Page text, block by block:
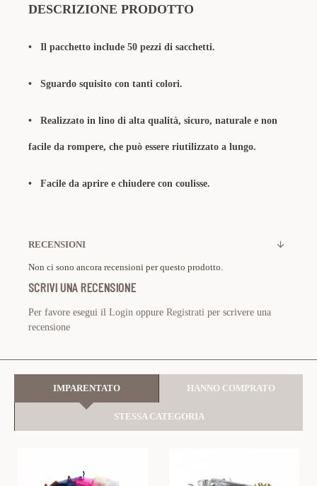
DESCRIZIONE PRODOTTO
• Il pacchetto include 50 pezzi di sacchetti.
• Sguardo squisito con tanti colori.
• Realizzato in lino di alta qualità, sicuro, naturale e non
facile da rompere, che può essere riutilizzato a lungo.
• Facile da aprire e chiudere con coulisse.
RECENSIONI
Non ci sono ancora recensioni per questo prodotto.
SCRIVI UNA RECENSIONE
Per favore esegui il Login oppure Registrati per scrivere una
recensione
IMPARENTATO HANNO COMPRATO
STESSA CATEGORIA